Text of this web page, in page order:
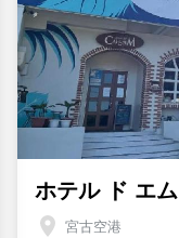
ホテル ド エム
宮古空港